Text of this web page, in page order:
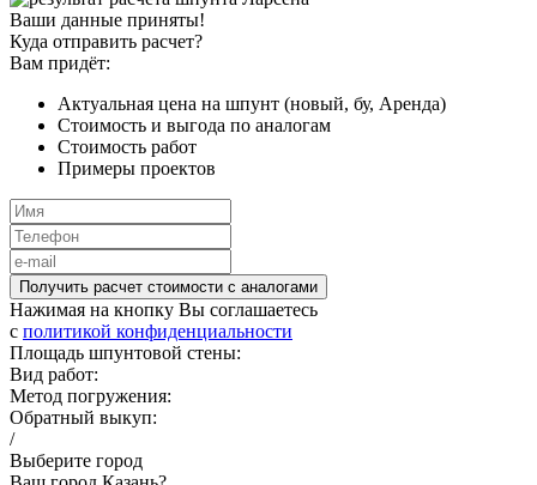
Ваши данные приняты!
Куда отправить расчет?
Вам придёт:
Актуальная цена на шпунт (новый, бу, Аренда)
Стоимость и выгода по аналогам
Стоимость работ
Примеры проектов
Получить расчет стоимости c аналогами
Нажимая на кнопку Вы соглашаетесь
c политикой конфиденциальности
Площадь шпунтовой стены:
Вид работ:
Метод погружения:
Обратный выкуп:
/
Выберите город